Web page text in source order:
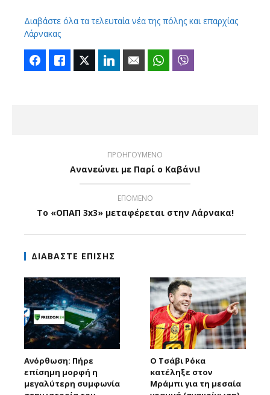
Διαβάστε όλα τα τελευταία νέα της πόλης και επαρχίας
Λάρνακας
FacebookLike Twitter LinkedIn Email WhatsApp
ΠΡΟΗΓΟΥΜΕΝΟ
Ανανεώνει με Παρί ο Καβάνι!
ΕΠΟΜΕΝΟ
Το «ΟΠΑΠ 3x3» μεταφέρεται στην Λάρνακα!
ΔΙΑΒΑΣΤΕ ΕΠΙΣΗΣ
Ανόρθωση: Πήρε
επίσημη μορφή η
μεγαλύτερη συμφωνία
Ο Τσάβι Ρόκα
κατέληξε στον
Μράμπι για τη μεσαία